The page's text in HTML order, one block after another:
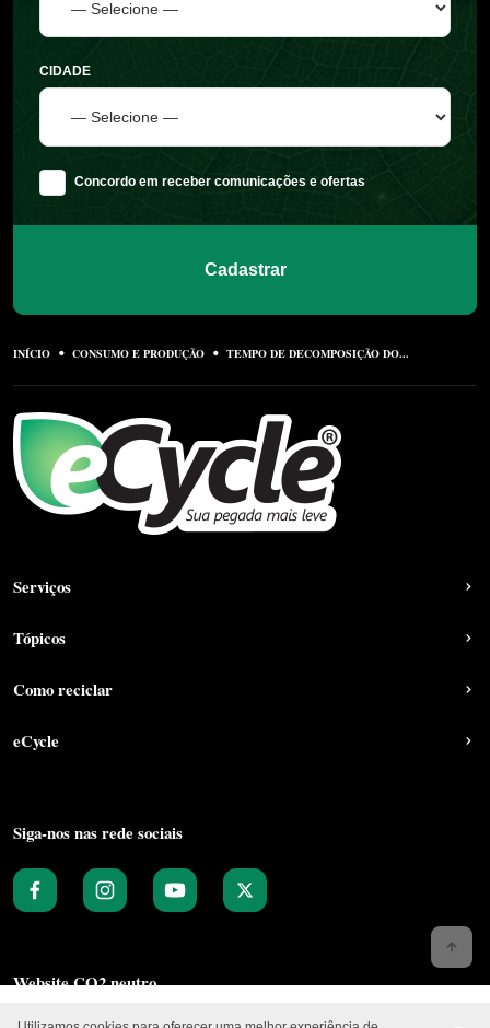
CIDADE
Concordo em receber comunicações e ofertas
Cadastrar
INÍCIO CONSUMO E PRODUÇÃO TEMPO DE DECOMPOSIÇÃO DO...
Serviços
Tópicos
Como reciclar
eCycle
Siga-nos nas rede sociais
Website CO2 neutro